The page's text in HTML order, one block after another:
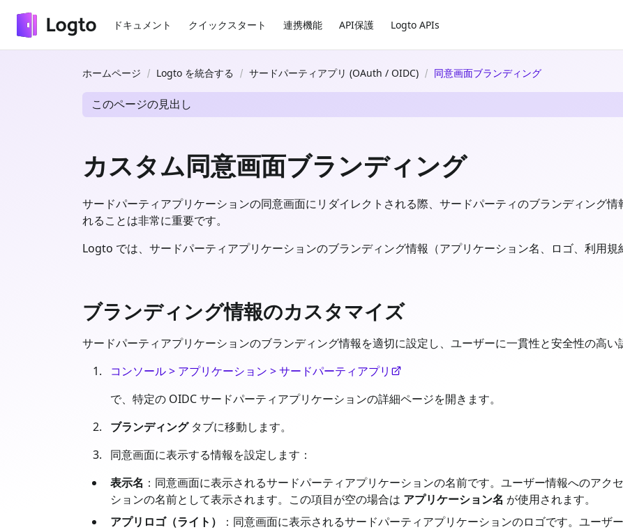
ドキュメント クイックスタート 連携機能 API保護 Logto APIs
ホームページ Logto を統合する サードパーティアプリ (OAuth / OIDC) 同意画面ブランディング
このページの見出し
カスタム同意画面ブランディング
サードパーティアプリケーションの同意画面にリダイレクトされる際、サードパーティのブランディング
れることは非常に重要です。
Logto では、サードパーティアプリケーションのブランディング情報（アプリケーション名、ロゴ、利用規
ブランディング情報のカスタマイズ
サードパーティアプリケーションのブランディング情報を適切に設定し、ユーザーに一貫性と安全性の高
コンソール > アプリケーション > サードパーティアプリ
で、特定の OIDC サードパーティアプリケーションの詳細ページを開きます。
ブランディングタブに移動します。
同意画面に表示する情報を設定します：
表示名 ：同意画面に表示されるサードパーティアプリケーションの名前です。ユーザー情報へのアク
ションの名前として表示されます。この項目が空の場合は アプリケーション名 が使用されます。
アプリロゴ（ライト）
：同意画面に表示されるサードパーティアプリケーションのロゴです。ユーザ